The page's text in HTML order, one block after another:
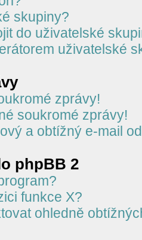
skupiny?
do uživatelské
uživatelské
zprávy!
soukromé zprávy!
a obtížný e-mail
phpBB 2
funkce X?
ohledně